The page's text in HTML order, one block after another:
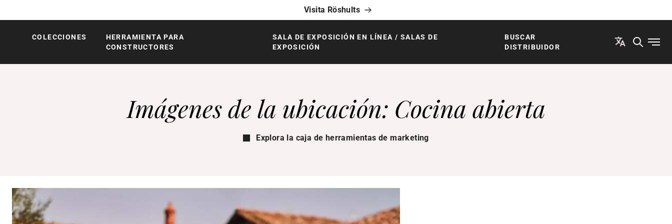
Visita Röshults
RöshultsCOLECCIONES
HERRAMIENTA PARA
CONSTRUCTORES
SALA DE EXPOSICIÓN EN LÍNEA / SALAS DE
EXPOSICIÓN
BUSCAR
DISTRIBUIDOR
Abrir
Imágenes de la ubicación: Cocina abierta
Explora la caja de herramientas de marketing